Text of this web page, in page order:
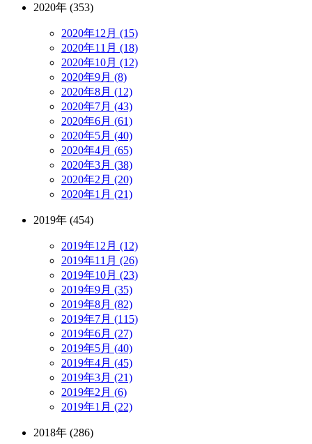
2020年 (353)
2020年12月 (15)
2020年11月 (18)
2020年10月 (12)
2020年9月 (8)
2020年8月 (12)
2020年7月 (43)
2020年6月 (61)
2020年5月 (40)
2020年4月 (65)
2020年3月 (38)
2020年2月 (20)
2020年1月 (21)
2019年 (454)
2019年12月 (12)
2019年11月 (26)
2019年10月 (23)
2019年9月 (35)
2019年8月 (82)
2019年7月 (115)
2019年6月 (27)
2019年5月 (40)
2019年4月 (45)
2019年3月 (21)
2019年2月 (6)
2019年1月 (22)
2018年 (286)